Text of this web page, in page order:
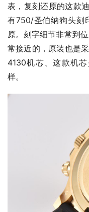
表，复刻还原的这款
有750/圣伯纳狗头刻
原。刻字细节非常到
常接近的，原装也是
4130机芯、这款机
样。